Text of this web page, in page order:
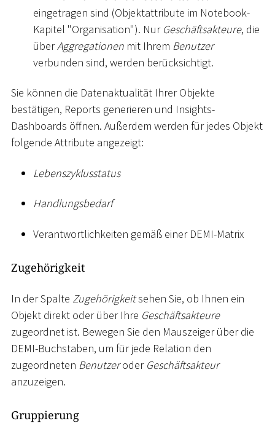
eingetragen sind (Objektattribute im Notebook-
Kapitel "Organisation"). Nur Geschäftsakteure, die
überAggregationen mit Ihrem Benutzer
verbunden sind, werden berücksichtigt.
Sie können die Datenaktualität Ihrer Objekte
bestätigen, Reports generieren und Insights-
Dashboards öffnen. Außerdem werden für jedes Objekt
folgende Attribute angezeigt:
Lebenszyklusstatus
Handlungsbedarf
Verantwortlichkeiten gemäß einer DEMI-Matrix
Zugehörigkeit
In der Spalte Zugehörigkeitsehen Sie, ob Ihnen ein
Objekt direkt oder über Ihre Geschäftsakteure
zugeordnet ist. Bewegen Sie den Mauszeiger über die
DEMI-Buchstaben, um für jede Relation den
zugeordneten Benutzeroder Geschäftsakteur
anzuzeigen.
Gruppierung